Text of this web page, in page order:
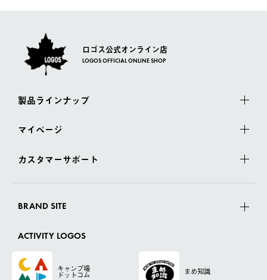
ロゴス公式オンライン店
LOGOS OFFICIAL ONLINE SHOP
製品ラインナップ
マイページ
カスタマーサポート
BRAND SITE
ACTIVITY LOGOS
キャンプ場
ドットコム まめ知識